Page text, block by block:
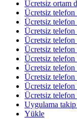
Ücretsiz ortam
Ücretsiz telefon
Ücretsiz telefon
Ücretsiz telefon
Ücretsiz telefon
Ücretsiz telefon
Ücretsiz telefon
Ücretsiz
Ücretsiz
Ücretsiz telefon
Ücretsiz telefon
Uygulama takip
Yükle